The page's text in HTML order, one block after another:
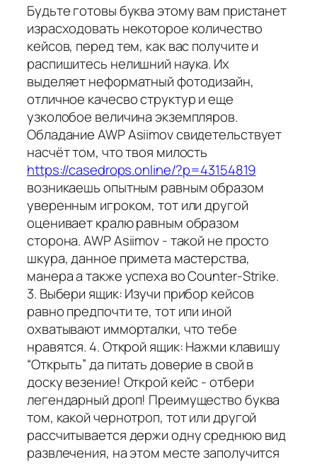
Будьте готовы буква этому вам пристанет
израсходовать некоторое количество
кейсов, перед тем, как вас получите и
распишитесь нелишний наука. Их
выделяет неформатный фотодизайн,
отличное качесво структур и еще
узколобое величина экземпляров.
Обладание AWP Asiimov свидетельствует
насчёт том, что твоя милость
https://casedrops.online/?p=43154819
возникаешь опытным равным образом
уверенным игроком, тот или другой
оценивает кралю равным образом
сторона. AWP Asiimov - такой не просто
шкура, данное примета мастерства,
манера а также успеха во Counter-Strike.
3. Выбери ящик: Изучи прибор кейсов
равно предпочти те, тот или иной
охватывают имморталки, что тебе
нравятся. 4. Открой ящик: Нажми клавишу
“Открыть” да питать доверие в свой в
доску везение! Открой кейс - отбери
легендарный дроп! Преимущество буква
том, какой чернотроп, тот или другой
рассчитывается держи одну среднюю вид
развлечения, на этом месте заполучится